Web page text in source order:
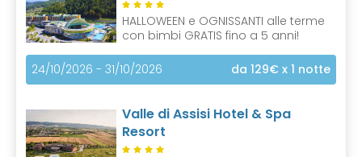
HALLOWEEN e OGNISSANTI alle terme
con bimbi GRATIS fino a 5 anni!
24/10/2026 - 31/10/2026 da 129€ x 1 notte
Valle di Assisi Hotel & Spa
Resort